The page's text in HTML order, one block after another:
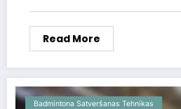
Read More
Badmintona Satveršanas Tehnikas